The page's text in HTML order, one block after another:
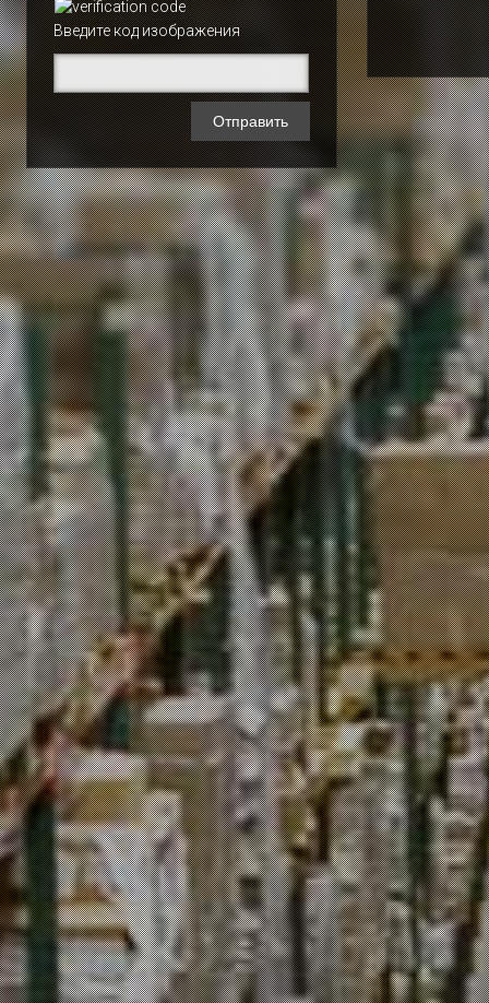
Введите код изображения